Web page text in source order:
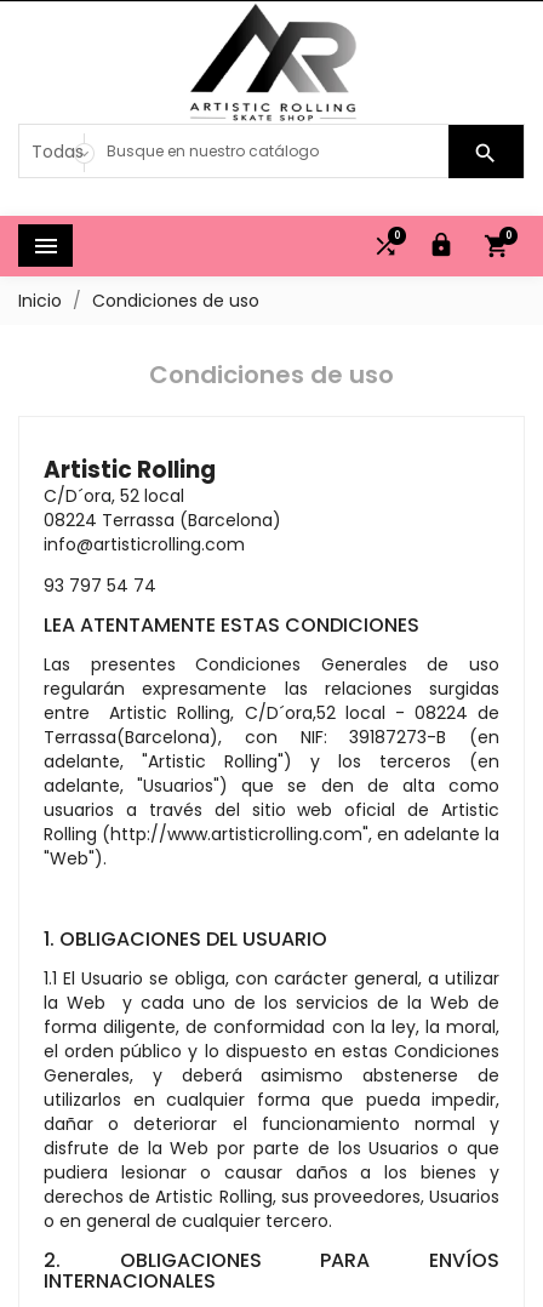

 0


0
Inicio Condiciones de uso
Condiciones de uso
Artistic Rolling
C/D´ora, 52 local
08224 Terrassa (Barcelona)
info@artisticrolling.com
93 797 54 74
LEA ATENTAMENTE ESTAS CONDICIONES
Las presentes Condiciones Generales de uso
regularán expresamente las relaciones surgidas
entre Artistic Rolling, C/D´ora,52 local - 08224 de
Terrassa(Barcelona), con NIF: 39187273-B (en
adelante, "Artistic Rolling") y los terceros (en
adelante, "Usuarios") que se den de alta como
usuarios a través del sitio web oficial de Artistic
Rolling (http://www.artisticrolling.com", en adelante la
"Web").
1. OBLIGACIONES DEL USUARIO
1.1 El Usuario se obliga, con carácter general, a utilizar
la Web y cada uno de los servicios de la Web de
forma diligente, de conformidad con la ley, la moral,
el orden público y lo dispuesto en estas Condiciones
Generales, y deberá asimismo abstenerse de
utilizarlos en cualquier forma que pueda impedir,
dañar o deteriorar el funcionamiento normal y
disfrute de la Web por parte de los Usuarios o que
pudiera lesionar o causar daños a los bienes y
derechos de Artistic Rolling, sus proveedores, Usuarios
o en general de cualquier tercero.
2. OBLIGACIONES PARA ENVÍOS
INTERNACIONALES